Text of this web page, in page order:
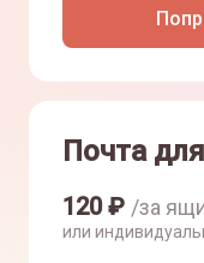
Почта
120₽ /за
или